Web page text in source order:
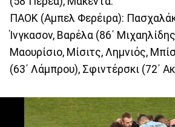
ΠΑΟΚ (Αμπελ Φερέιρα):
Ίνγκασον, Βαρέλα (86΄
Μαουρίσιο, Μίσιτς, Λημνιός,
(63΄ Λάμπρου), Σφιντέρσκι (72΄